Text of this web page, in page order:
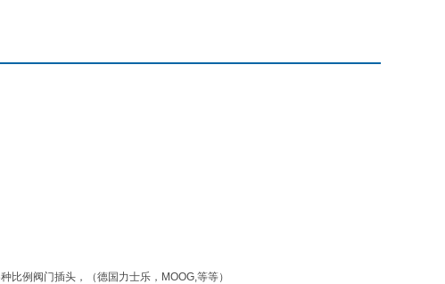
例阀门插头，（德国力士乐，MOOG,等等）